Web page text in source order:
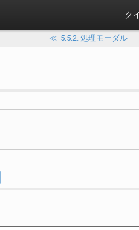
ク
≪ 5.5.2. 処理モーダル